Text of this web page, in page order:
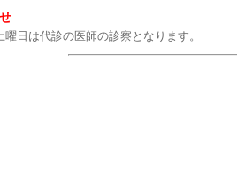
日は代診の医師の診察となります。